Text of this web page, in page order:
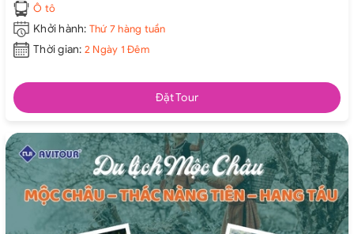
Ô tô
Khởi hành: Thứ 7 hàng tuần
Thời gian: 2 Ngày 1 Đêm
Đặt Tour